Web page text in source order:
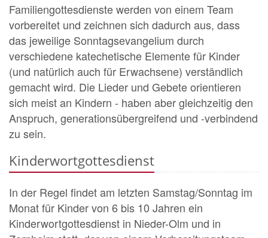
Familiengottesdienste werden von einem Team
vorbereitet und zeichnen sich dadurch aus, dass
das jeweilige Sonntagsevangelium durch
verschiedene katechetische Elemente für Kinder
(und natürlich auch für Erwachsene) verständlich
gemacht wird. Die Lieder und Gebete orientieren
sich meist an Kindern - haben aber gleichzeitig den
Anspruch, generationsübergreifend und -verbindend
zu sein.
Kinderwortgottesdienst
In der Regel findet am letzten Samstag/Sonntag im
Monat für Kinder von 6 bis 10 Jahren ein
Kinderwortgottesdienst in Nieder-Olm und in